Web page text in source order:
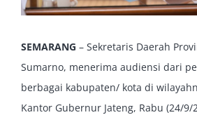
SEMARANG – Sekretaris Daerah
Sumarno, menerima audiensi dari
berbagai kabupaten/ kota di
Kantor Gubernur Jateng, Rabu (24/9/